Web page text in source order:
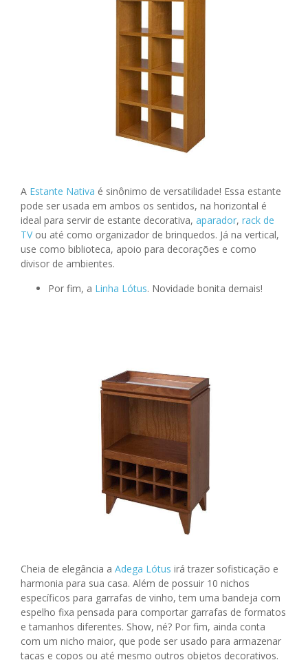
A Estante Nativa é sinônimo de versatilidade! Essa estante
pode ser usada em ambos os sentidos, na horizontal é
ideal para servir de estante decorativa, aparador, rack de
TVou até como organizador de brinquedos. Já na vertical,
use como biblioteca, apoio para decorações e como
divisor de ambientes.
Por fim, a Linha Lótus. Novidade bonita demais!
Cheia de elegância a Adega Lótus irá trazer sofisticação e
harmonia para sua casa. Além de possuir 10 nichos
específicos para garrafas de vinho, tem uma bandeja com
espelho fixa pensada para comportar garrafas de formatos
e tamanhos diferentes. Show, né? Por fim, ainda conta
com um nicho maior, que pode ser usado para armazenar
taças e copos ou até mesmo outros objetos decorativos.